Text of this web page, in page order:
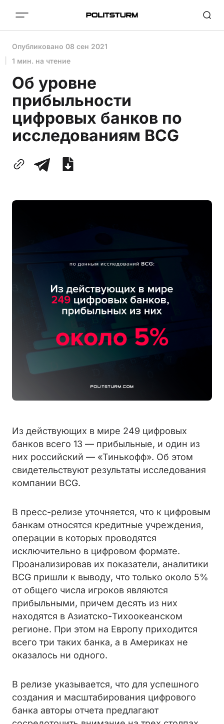
Опубликовано 08 сен 2021
1 мин. на чтение
Об уровне
прибыльности
цифровых банков по
исследованиям BCG
Из действующих в мире 249 цифровых
банков всего 13 — прибыльные, и один из
них российский — «Тинькофф». Об этом
свидетельствуют результаты исследования
компании BCG.
В пресс-релизе уточняется, что к цифровым
банкам относятся кредитные учреждения,
операции в которых проводятся
исключительно в цифровом формате.
Проанализировав их показатели, аналитики
BCG пришли к выводу, что только около 5%
от общего числа игроков являются
прибыльными, причем десять из них
находятся в Азиатско-Тихоокеанском
регионе. При этом на Европу приходится
всего три таких банка, а в Америках не
оказалось ни одного.
В релизе указывается, что для успешного
создания и масштабирования цифрового
банка авторы отчета предлагают